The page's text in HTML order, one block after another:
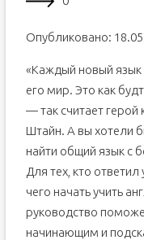
Опубликовано:
«Каждый новый язык
его мир. Это как
— так считает
Штайн. А вы хотели
найти общий язык с
Для тех, кто
чего начать учить
руководство
начинающим и